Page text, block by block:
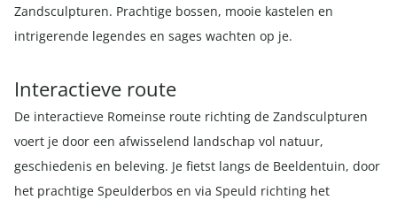
Zandsculpturen. Prachtige bossen, mooie kastelen en
intrigerende legendes en sages wachten op je.
Interactieve route
De interactieve Romeinse route richting de Zandsculpturen
voert je door een afwisselend landschap vol natuur,
geschiedenis en beleving. Je fietst langs de Beeldentuin, door
het prachtige Speulderbos en via Speuld richting het